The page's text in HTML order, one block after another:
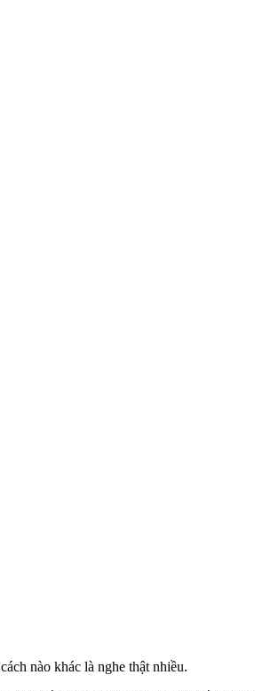
nào khác là nghe thật nhiều.